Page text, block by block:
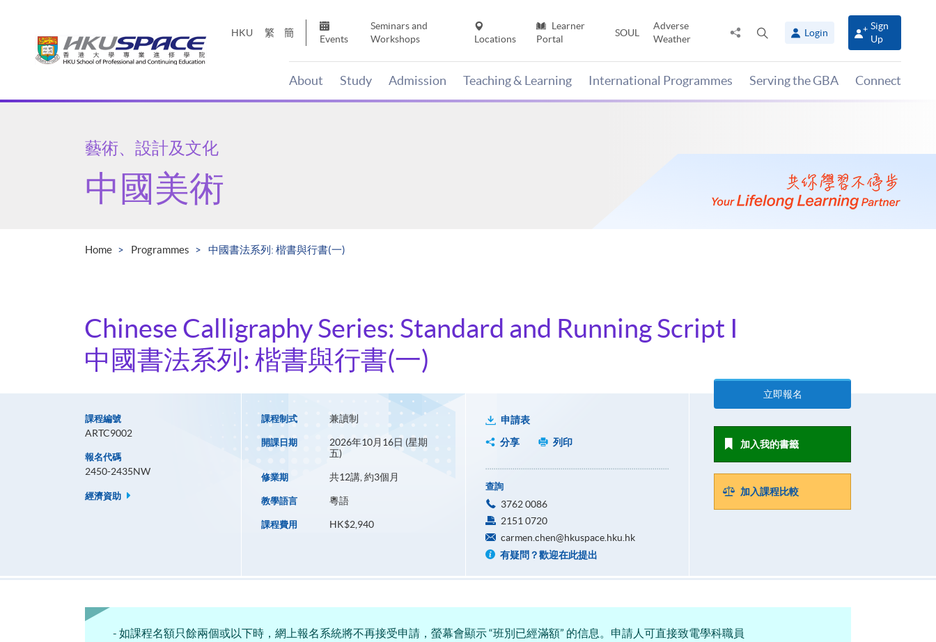
HKU 繁 簡
Events
Seminars and
Workshops
Locations
Learner
Portal
SOUL
Adverse
Weather
Share
panel
Login
Sign
Up
About Study Admission Teaching & Learning International Programmes Serving the GBA Connect
Main
藝術、設計及文化
中國美術
Home Programmes 中國書法系列: 楷書與行書(一)
Chinese Calligraphy Series: Standard and Running Script I
中國書法系列: 楷書與行書(一)
課程編號
ARTC9002
報名代碼
2450-2435NW
經濟資助
課程制式 兼讀制
開課日期
2026年10月16日 (星期
五)
修業期 共12講, 約3個月
教學語言 粵語
課程費用 HK$2,940
申請表
分享
列印
查詢
3762 0086
2151 0720
carmen.chen@hkuspace.hku.hk
有疑問？歡迎在此提出
立即報名
加入我的書籤
加入課程比較
- 如課程名額只餘兩個或以下時，網上報名系統將不再接受申請，螢幕會顯示 “班別已經滿額” 的信息。申請人可直接致電學科職員